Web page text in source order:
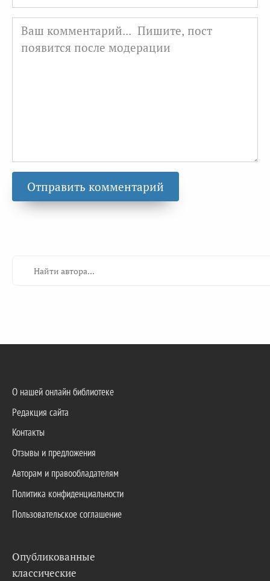
О нашей онлайн библиотеке
Редакция сайта
Контакты
Отзывы и предложения
Авторам и правообладателям
Политика конфиденциальности
Пользовательское соглашение
Опубликованные
классические